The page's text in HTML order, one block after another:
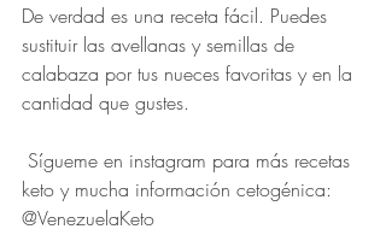
De verdad es una receta fácil. Puedes
sustituir las avellanas y semillas de
calabaza por tus nueces favoritas y en la
cantidad que gustes.
keto y mucha información cetogénica:
@VenezuelaKeto